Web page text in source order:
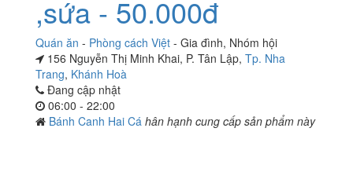
,sứa - 50.000đ
Quán ăn - Phòng cách Việt - Gia đình, Nhóm hội
156 Nguyễn Thị Minh Khai, P. Tân Lập, Tp. Nha
Trang, Khánh Hoà
Đang cập nhật
06:00 - 22:00
Bánh Canh Hai Cá hân hạnh cung cấp sản phẩm này